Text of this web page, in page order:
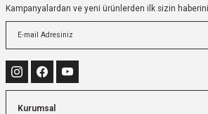
Kampanyalardan ve yeni ürünlerden ilk sizin
Kurumsal